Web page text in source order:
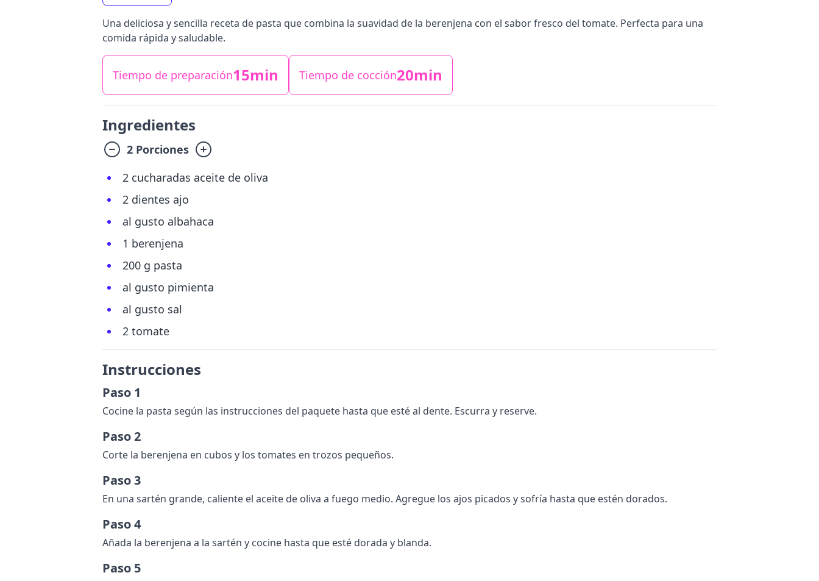
Una deliciosa y sencilla receta de pasta que combina la suavidad de la berenjena con el sabor fresco del tomate. Perfecta para una
comida rápida y saludable.
Tiempo de preparación15min Tiempo de cocción20min
Ingredientes
2 Porciones
2 cucharadas aceite de oliva
2 dientes ajo
al gusto albahaca
1 berenjena
200 g pasta
al gusto pimienta
al gusto sal
2 tomate
Instrucciones
Paso 1
Cocine la pasta según las instrucciones del paquete hasta que esté al dente. Escurra y reserve.
Paso 2
Corte la berenjena en cubos y los tomates en trozos pequeños.
Paso 3
En una sartén grande, caliente el aceite de oliva a fuego medio. Agregue los ajos picados y sofría hasta que estén dorados.
Paso 4
Añada la berenjena a la sartén y cocine hasta que esté dorada y blanda.
Paso 5